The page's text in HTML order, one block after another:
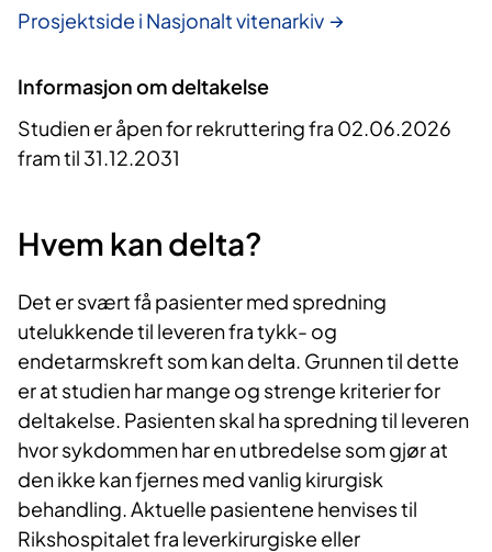
Prosjektside i Nasjonalt vitenarkiv
Informasjon om deltakelse
Studien er åpen for rekruttering fra 02.06.2026
fram til 31.12.2031
Hvem kan delta?
Det er svært få pasienter med spredning
utelukkende til leveren fra tykk- og
endetarmskreft som kan delta. Grunnen til dette
er at studien har mange og strenge kriterier for
deltakelse. Pasienten skal ha spredning til leveren
hvor sykdommen har en utbredelse som gjør at
den ikke kan fjernes med vanlig kirurgisk
behandling. Aktuelle pasientene henvises til
Rikshospitalet fra leverkirurgiske eller